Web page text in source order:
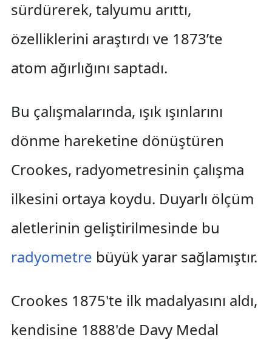
sürdürerek, talyumu arıttı,
özelliklerini araştırdı ve 1873’te
atom ağırlığını saptadı.
Bu çalışmalarında, ışık ışınlarını
dönme hareketine dönüştüren
Crookes, radyometresinin çalışma
ilkesini ortaya koydu. Duyarlı ölçüm
aletlerinin geliştirilmesinde bu
radyometre büyük yarar sağlamıştır.
Crookes 1875'te ilk madalyasını aldı,
kendisine 1888'de Davy Medal